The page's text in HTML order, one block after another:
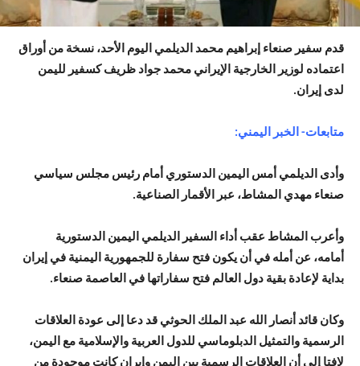
قدم سفير صنعاء إبراهيم محمد الديلمي اليوم الأحد، نسخة من أوراق
اعتماده لوزير الخارجية الإيراني محمد جواد ظريف كسفير لليمن
لدى إيران.
متابعات- الخبر اليمني:
وأدى الديلمي أمس اليمين الدستوري أمام رئيس مجلس سياسي
صنعاء مهدي المشاط، عبر الأقمار الصناعية.
وأعرب المشاط عقب أداء السفير الديلمي اليمين الدستورية
أمامه، عن أمله في أن يكون فتح سفارة للجمهورية اليمنية في إيران
بداية لإعادة بقية دول العالم فتح سفاراتها في العاصمة صنعاء.
وكان قائد أنصار الله عبد الملك الحوثي قد دعا إلى عودة العلاقات
الرسمية والتمثيل الدبلوماسي للدول العربية والإسلامية مع اليمن،
لافتا إلى أن العلاقات الرسمية بين اليمن وإيران كانت موجودة من